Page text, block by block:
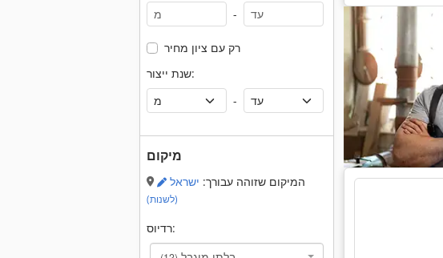
-
רק עם ציון מחיר
שנת ייצור:
-
מיקום
המיקום שזוהה עבורך: ישראל
(לשנות)
רדיוס: